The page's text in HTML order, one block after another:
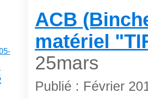
ACB
matériel
25mars
Publié : Février